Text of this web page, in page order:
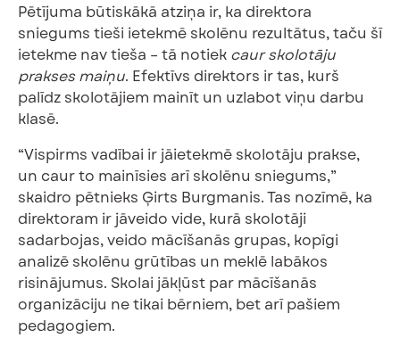
Pētījuma būtiskākā atziņa ir, ka direktora
sniegums tieši ietekmē skolēnu rezultātus, taču šī
ietekme nav tieša – tā notiek caur skolotāju
prakses maiņu. Efektīvs direktors ir tas, kurš
palīdz skolotājiem mainīt un uzlabot viņu darbu
klasē.
“Vispirms vadībai ir jāietekmē skolotāju prakse,
un caur to mainīsies arī skolēnu sniegums,”
skaidro pētnieks Ģirts Burgmanis. Tas nozīmē, ka
direktoram ir jāveido vide, kurā skolotāji
sadarbojas, veido mācīšanās grupas, kopīgi
analizē skolēnu grūtības un meklē labākos
risinājumus. Skolai jākļūst par mācīšanās
organizāciju ne tikai bērniem, bet arī pašiem
pedagogiem.